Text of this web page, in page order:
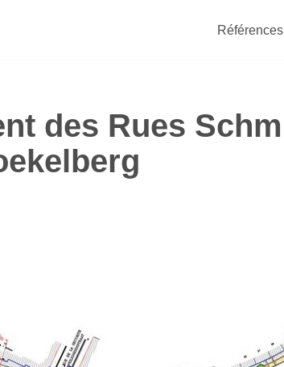
Références
des Rues